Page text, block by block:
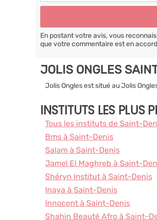
En postant votre avis, vous
que votre commentaire est en
JOLIS ONGLES
Jolis Ongles est situé au Jolis
INSTITUTS LES PLUS
Tous les instituts de Saint-
Bms à Saint-Denis
Salam à Saint-Denis
Jamel El Maghreb à Saint-
Shéryn Institut à Saint-Denis
Inaya à Saint-Denis
Innocent à Saint-Denis
Shahin Beauté Afro à Saint-